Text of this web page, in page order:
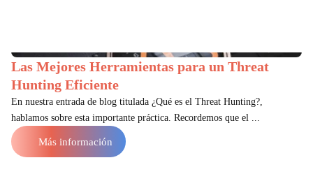
Las Mejores Herramientas para un Threat
Hunting Eficiente
En nuestra entrada de blog titulada ¿Qué es el Threat Hunting?,
hablamos sobre esta importante práctica. Recordemos que el ...
Más información